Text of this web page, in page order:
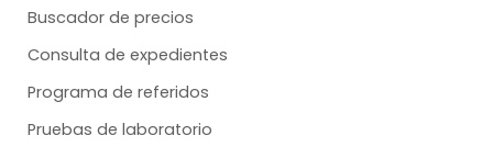
Buscador de precios
Consulta de expedientes
Programa de referidos
Pruebas de laboratorio